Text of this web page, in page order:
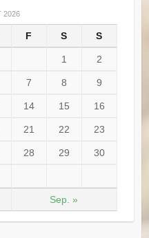
2026
F S S
1 2
7 8 9
14 15 16
21 22 23
28 29 30
Sep. »